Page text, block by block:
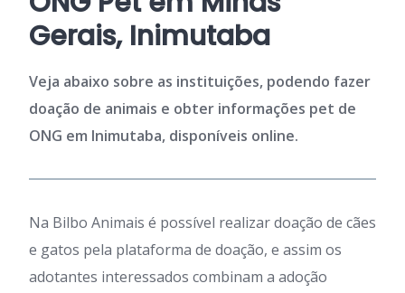
Gerais, Inimutaba
Veja abaixo sobre as instituições, podendo fazer
doação de animais e obter informações pet de
ONG em Inimutaba, disponíveis online.
Na Bilbo Animais é possível realizar doação de cães
e gatos pela plataforma de doação, e assim os
adotantes interessados combinam a adoção